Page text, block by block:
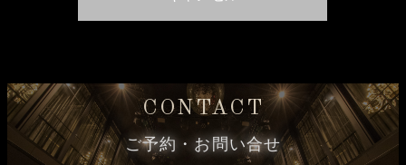
CONTACT
ご予約・お問い合せ